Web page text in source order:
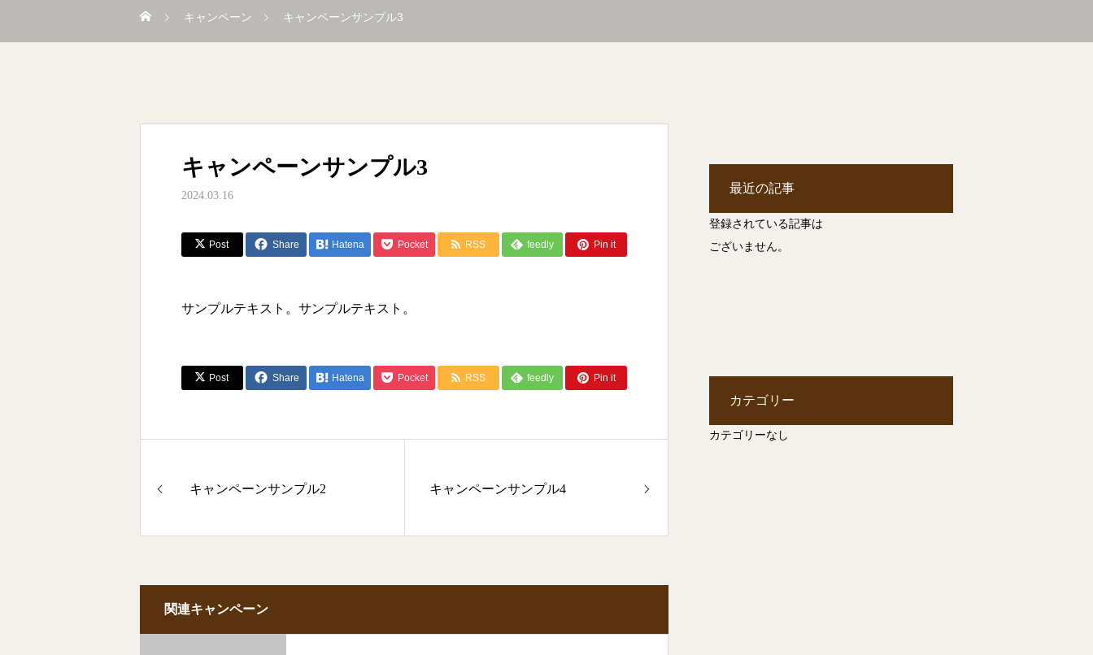
キャンペーン キャンペーンサンプル3
キャンペーンサンプル3
2024.03.16
Post Share Hatena Pocket RSS feedly Pin it
サンプルテキスト。サンプルテキスト。
Post Share Hatena Pocket RSS feedly Pin it
キャンペーンサンプル2 キャンペーンサンプル4
関連キャンペーン
最近の記事
登録されている記事は
ございません。
カテゴリー
カテゴリーなし